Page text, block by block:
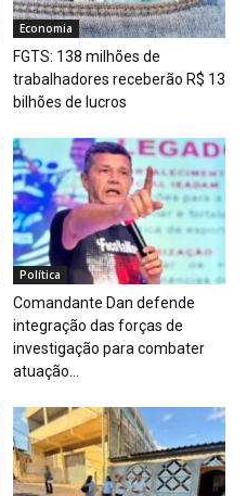
Economia
FGTS: 138 milhões de
trabalhadores receberão R$ 13
bilhões de lucros
Política
Comandante Dan defende
integração das forças de
investigação para combater
atuação...